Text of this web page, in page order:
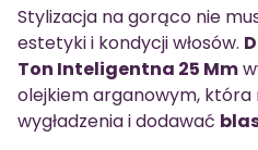
Stylizacja na gorąco nie
estetyki i kondycji włosów.
Ton Inteligentna 25 Mm
olejkiem arganowym,
wygładzenia i dodawać